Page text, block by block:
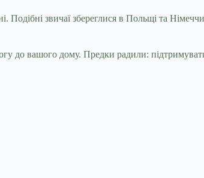
звичаї збереглися в Польщі та
до вашого дому. Предки радили: